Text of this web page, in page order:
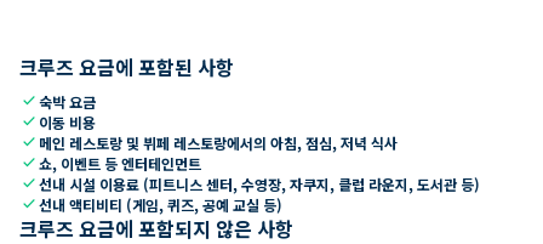
크루즈 요금에 포함된 사항
check숙박 요금
check 이동 비용
check 메인 레스토랑 및 뷔페 레스토랑에서의 아침, 점심, 저녁 식사
check쇼, 이벤트 등 엔터테인먼트
check선내 시설 이용료 (피트니스 센터, 수영장, 자쿠지, 클럽 라운지, 도서관 등)
check선내 액티비티 (게임, 퀴즈, 공예 교실 등)
크루즈 요금에 포함되지 않은 사항